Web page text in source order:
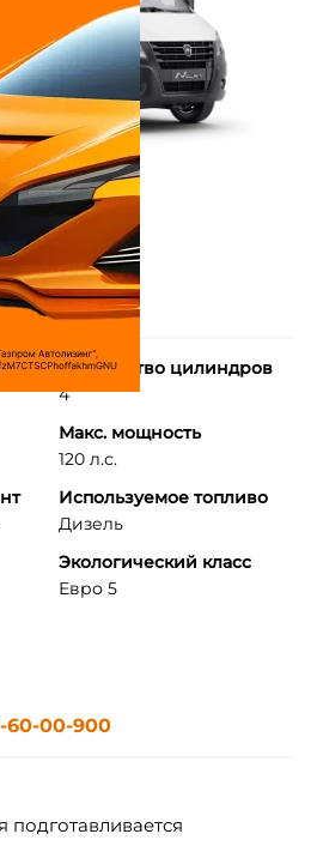
Количество цилиндров
4
Макс. мощность
120 л.с.
Используемое топливо
Дизель
Экологический класс
Евро 5
60-00-900